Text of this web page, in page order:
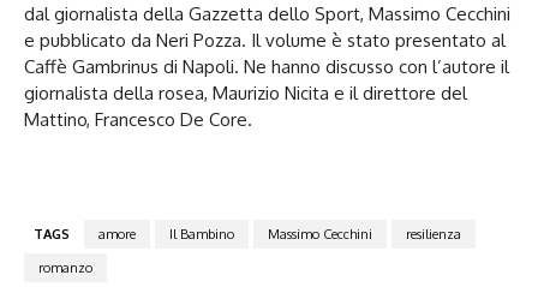
dal giornalista della Gazzetta dello Sport, Massimo Cecchini
e pubblicato da Neri Pozza. Il volume è stato presentato al
Caffè Gambrinus di Napoli. Ne hanno discusso con l’autore il
giornalista della rosea, Maurizio Nicita e il direttore del
Mattino, Francesco De Core.
TAGS amore Il Bambino Massimo Cecchini
resilienza
romanzo